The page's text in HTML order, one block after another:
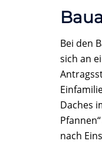
Bei den
sich an
Daches
nach